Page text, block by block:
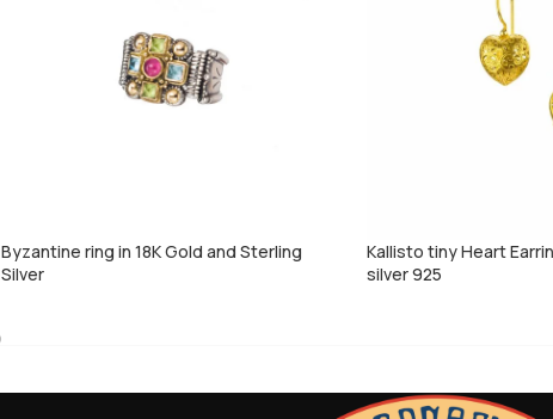
Byzantine ring in 18K Gold and Sterling
Silver
Kallisto tiny Heart
silver 925